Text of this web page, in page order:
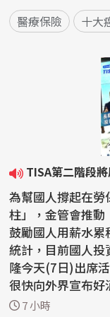
醫療保險 十大
TISA第二階段
為幫國人撐起在
柱」，金管會推動
鼓勵國人用薪水
統計，目前國人
隆今天(7日)出席
很快向外界宣布
向類似勞退...
7 小時